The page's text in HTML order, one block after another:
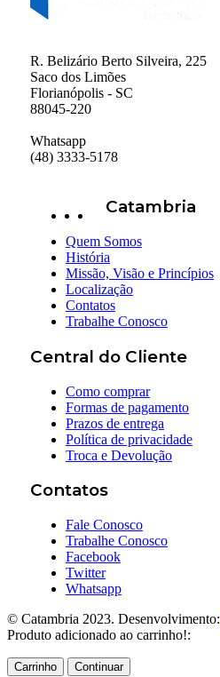
R. Belizário Berto Silveira, 225
Saco dos Limões
Florianópolis - SC
88045-220
Whatsapp
(48) 3333-5178
Catambria
Quem Somos
História
Missão, Visão e Princípios
Localização
Contatos
Trabalhe Conosco
Central do Cliente
Como comprar
Formas de pagamento
Prazos de entrega
Política de privacidade
Troca e Devolução
Contatos
Fale Conosco
Trabalhe Conosco
Facebook
Twitter
Whatsapp
© Catambria 2023. Desenvolvimento:
Produto adicionado ao carrinho!:
Carrinho Continuar